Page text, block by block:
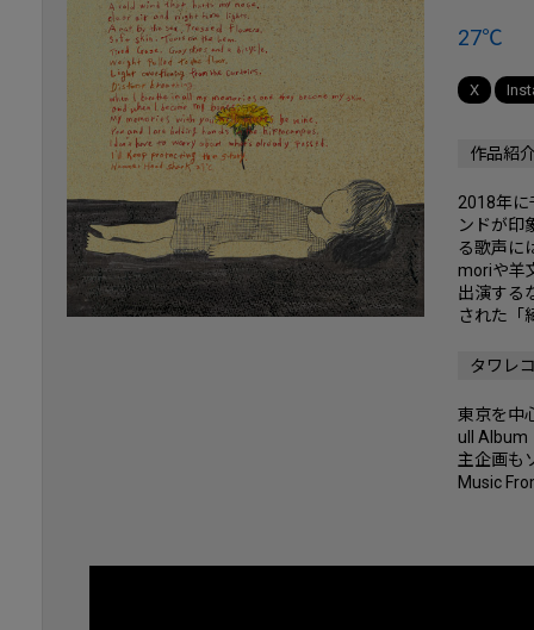
27℃
X
作品紹
2018年に
ンドが印
る歌声に
moriや羊
出演する
された「
タワレ
東京を中
ull Album
主企画も
Music